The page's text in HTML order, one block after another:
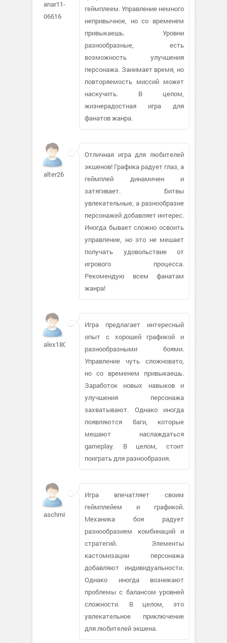
anar11-
06616
геймплеем. Управление немного
непривычное, но со временем
привыкаешь. Уровни
разнообразные, есть
возможность улучшения
персонажа. Занимает время, но
повторяемость миссий может
наскучить. В целом,
жизнерадостная игра для
фанатов жанра.
alter26
Отличная игра для любителей
экшенов! Графика радует глаз, а
геймплей динамичен и
затягивает. Битвы
увлекательные, а разнообразие
персонажей добавляет интерес.
Иногда бывает сложно освоить
управление, но это не мешает
получать удовольствие от
игрового процесса.
Рекомендую всем фанатам
жанра!
alex180964756
Игра предлагает интересный
опыт с хорошей графикой и
разнообразными боями.
Управление чуть сложновато,
но со временем привыкаешь.
Заработок новых навыков и
улучшения персонажа
захватывают. Однако иногда
появляются баги, которые
мешают наслаждаться
gameplay. В целом, стоит
поиграть для разнообразия.
aschmitz
Игра впечатляет своим
геймплейем и графикой.
Механика боя радует
разнообразием комбинаций и
стратегий. Элементы
кастомизации персонажа
добавляют индивидуальности.
Однако иногда возникают
проблемы с балансом уровней
сложности. В целом, это
увлекательное приключение
для любителей экшена.